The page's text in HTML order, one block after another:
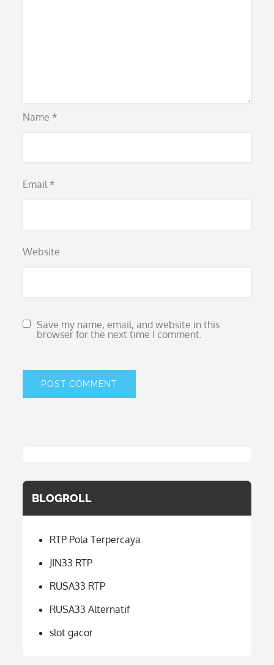
Name *
Email *
Website
Save my name, email, and website in this
browser for the next time I comment.
BLOGROLL
RTP Pola Terpercaya
JIN33 RTP
RUSA33 RTP
RUSA33 Alternatif
slot gacor